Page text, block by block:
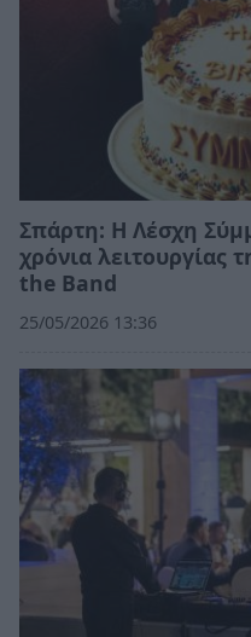
Σπάρτη: Η Λέσχη
χρόνια λειτουργίας
the Band
25/05/2026 13:36